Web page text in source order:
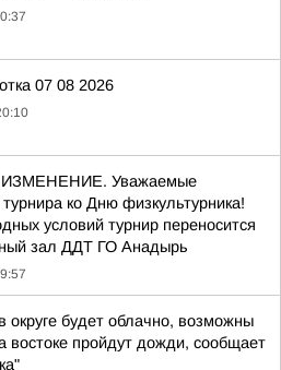
07 08 2026
Уважаемые
турнира ко Дню физкультурника!
условий турнир переносится
зал ДДТ ГО Анадырь
округе будет облачно, возможны
востоке пройдут дожди, сообщает